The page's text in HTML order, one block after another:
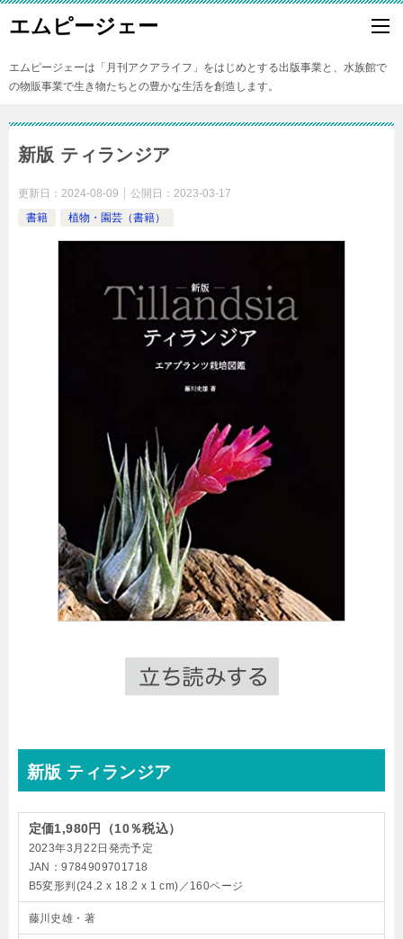
エムピージェー
エムピージェーは「月刊アクアライフ」をはじめとする出版事業と、水族館で
の物販事業で生き物たちとの豊かな生活を創造します。
新版 ティランジア
更新日： 2024-08-09 公開日： 2023-03-17
書籍
植物・園芸（書籍）
新版 ティランジア
定価1,980円（10％税込）
2023年3月22日発売予定
JAN：9784909701718
B5変形判(24.2 x 18.2 x 1 cm)／160ページ
藤川史雄・著